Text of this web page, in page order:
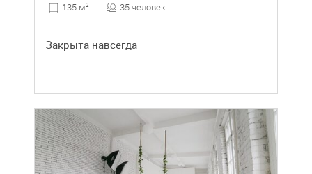
135 м2 35 человек
Закрыта навсегда